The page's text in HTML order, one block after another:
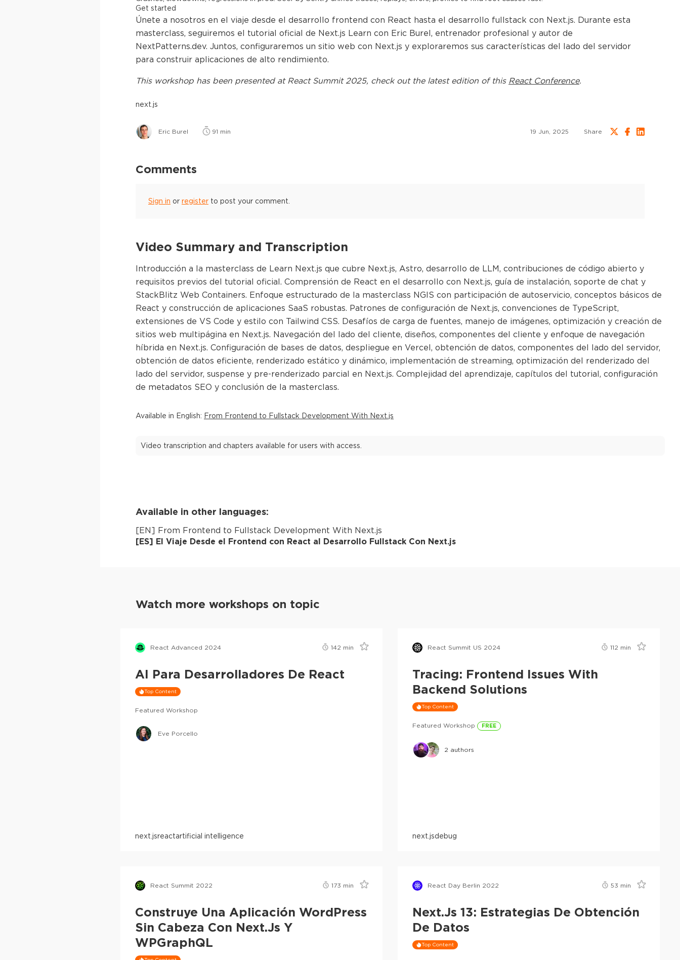
Get started
Únete a nosotros en el viaje desde el desarrollo frontend con React hasta el desarrollo fullstack con Next.js. Durante esta
masterclass, seguiremos el tutorial oficial de Next.js Learn con Eric Burel, entrenador profesional y autor de
NextPatterns.dev. Juntos, configuraremos un sitio web con Next.js y exploraremos sus características del lado del servidor
para construir aplicaciones de alto rendimiento.
This workshop has been presented at React Summit 2025, check out the latest edition of this React Conference.
next.js
Eric Burel 91 min 19 Jun, 2025 Share
Comments
Sign in or register to post your comment.
Video Summary and Transcription
Introducción a la masterclass de Learn Next.js que cubre Next.js, Astro, desarrollo de LLM, contribuciones de código abierto y
requisitos previos del tutorial oficial. Comprensión de React en el desarrollo con Next.js, guía de instalación, soporte de chat y
StackBlitz Web Containers. Enfoque estructurado de la masterclass NGIS con participación de autoservicio, conceptos básicos de
React y construcción de aplicaciones SaaS robustas. Patrones de configuración de Next.js, convenciones de TypeScript,
extensiones de VS Code y estilo con Tailwind CSS. Desafíos de carga de fuentes, manejo de imágenes, optimización y creación de
sitios web multipágina en Next.js. Navegación del lado del cliente, diseños, componentes del cliente y enfoque de navegación
híbrida en Next.js. Configuración de bases de datos, despliegue en Vercel, obtención de datos, componentes del lado del servidor,
obtención de datos eficiente, renderizado estático y dinámico, implementación de streaming, optimización del renderizado del
lado del servidor, suspense y pre-renderizado parcial en Next.js. Complejidad del aprendizaje, capítulos del tutorial, configuración
de metadatos SEO y conclusión de la masterclass.
Available in English: From Frontend to Fullstack Development With Next.js
Video transcription and chapters available for users with access.
Available in other languages:
[EN] From Frontend to Fullstack Development With Next.js
[ES] El Viaje Desde el Frontend con React al Desarrollo Fullstack Con Next.js
Watch more workshops on topic
React Advanced 2024 142 min
AI Para Desarrolladores De React
Top Content
Featured Workshop
Eve Porcello
next.jsreactartificial intelligence
React Summit US 2024 112 min
Tracing: Frontend Issues With
Backend Solutions
Top Content
Featured Workshop FREE
2 authors
next.jsdebug
React Summit 2022 173 min
Construye Una Aplicación WordPress
Sin Cabeza Con Next.js Y
WPGraphQL
React Day Berlin 2022 53 min
Next.js 13: Estrategias De Obtención
De Datos
Top Content